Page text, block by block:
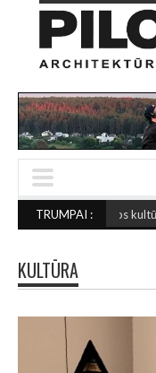
TRUMPAI :
kultūros sostinės (2026
KULTŪRA